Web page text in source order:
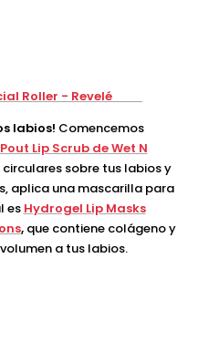
Roller - Revelé
labios! Comencemos
Lip Scrub de Wet N
sobre tus labios y
aplica una mascarilla para
es Hydrogel Lip Masks
, que contiene colágeno y
a tus labios.